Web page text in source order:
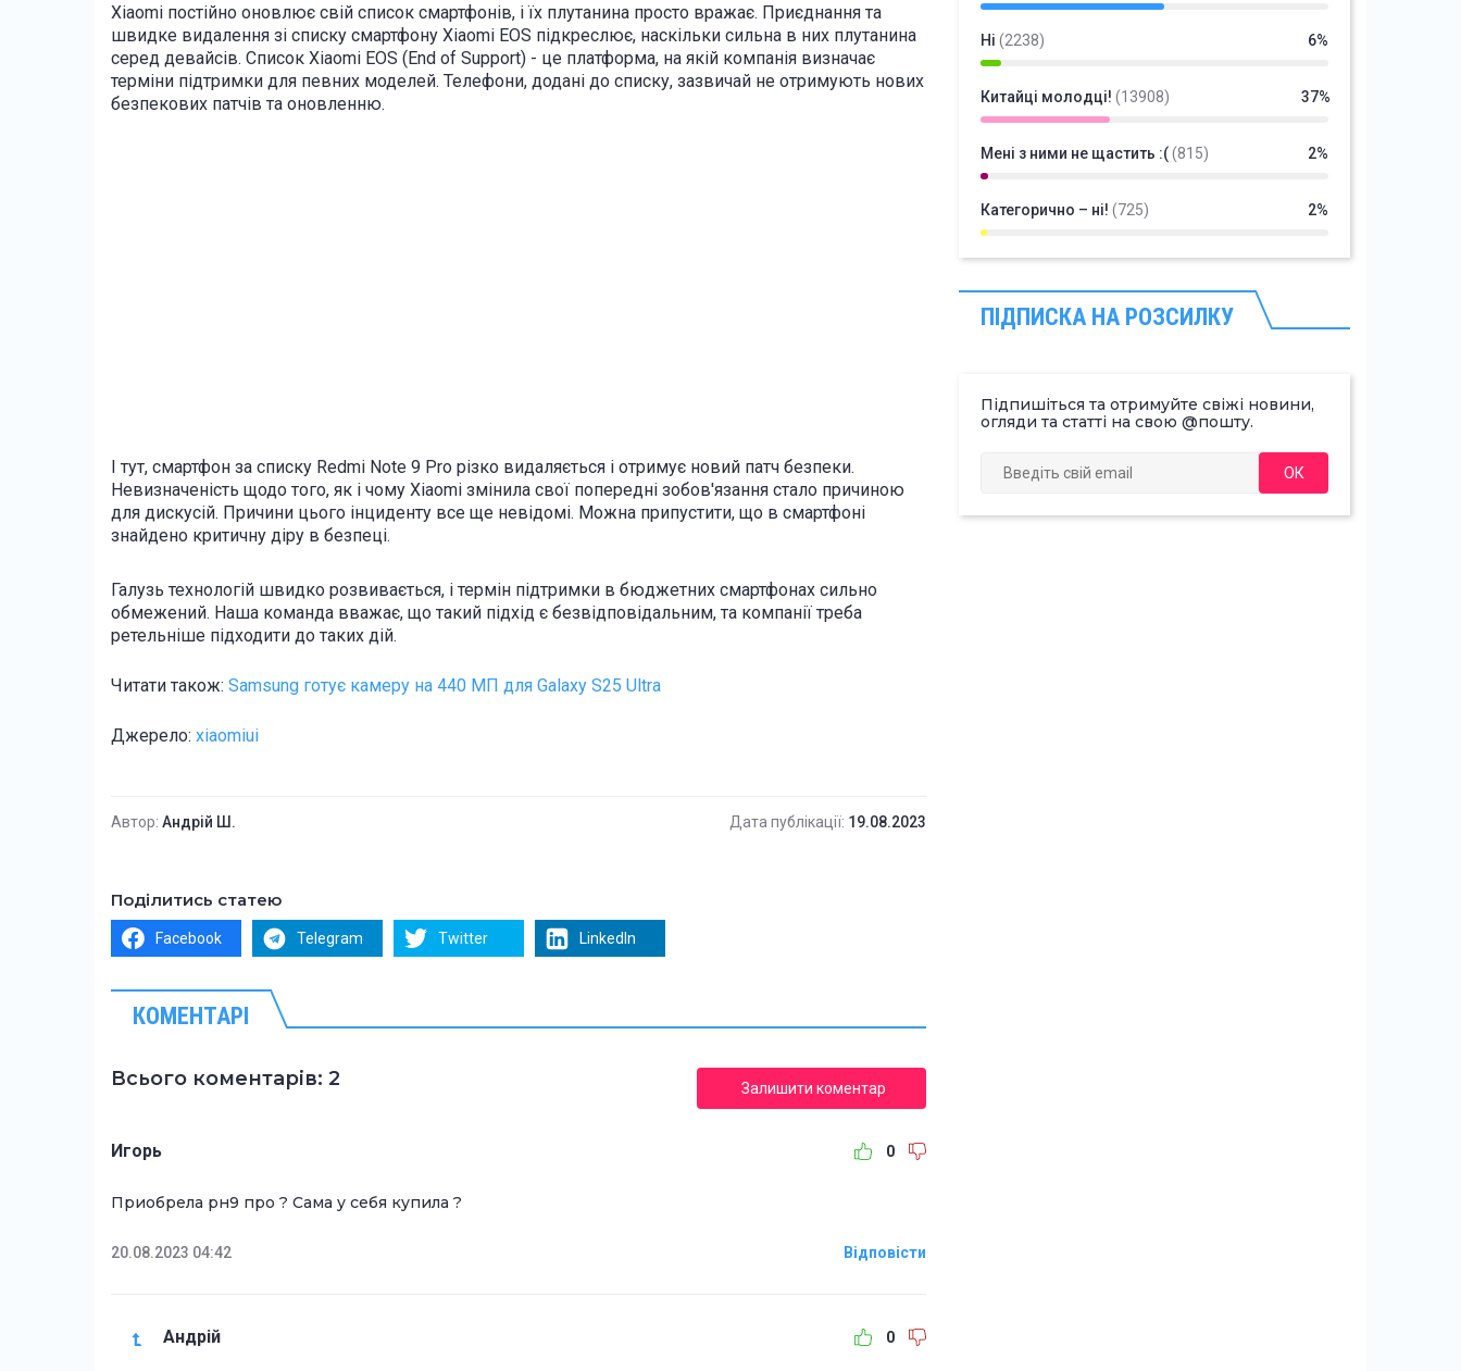
Xiaomi постійно оновлює свій список смартфонів, і їх плутанина просто вражає. Приєднання та
швидке видалення зі списку смартфону Xiaomi EOS підкреслює, наскільки сильна в них плутанина
серед девайсів. Список Xiaomi EOS (End of Support) - це платформа, на якій компанія визначає
терміни підтримки для певних моделей. Телефони, додані до списку, зазвичай не отримують нових
безпекових патчів та оновленню.
І тут, смартфон за списку Redmi Note 9 Pro різко видаляється і отримує новий патч безпеки.
Невизначеність щодо того, як і чому Xiaomi змінила свої попередні зобов'язання стало причиною
для дискусій. Причини цього інциденту все ще невідомі. Можна припустити, що в смартфоні
знайдено критичну діру в безпеці.
Галузь технологій швидко розвивається, і термін підтримки в бюджетних смартфонах сильно
обмежений. Наша команда вважає, що такий підхід є безвідповідальним, та компанії треба
ретельніше підходити до таких дій.
Читати також: Samsung готує камеру на 440 МП для Galaxy S25 Ultra
Джерело: xiaomiui
Автор: Андрій Ш. Дата публікації: 19.08.2023
Поділитись статею
Facebook Telegram Twitter LinkedIn
КОМЕНТАРІ
Всього коментарів: 2 Залишити коментар
Игорь 0
Приобрела рн9 про ? Сама у себя купила ?
20.08.2023 04:42 Відповісти
Андрій 0
Ні (2238) 6%
Китайці молодці! (13908) 37%
Мені з ними не щастить :((815) 2%
Категорично – ні! (725) 2%
ПІДПИСКА НА РОЗСИЛКУ
Підпишіться та отримуйте свіжі новини,
огляди та статті на свою @пошту.
ОК